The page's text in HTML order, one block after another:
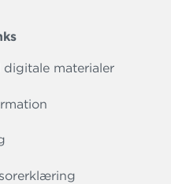
materialer